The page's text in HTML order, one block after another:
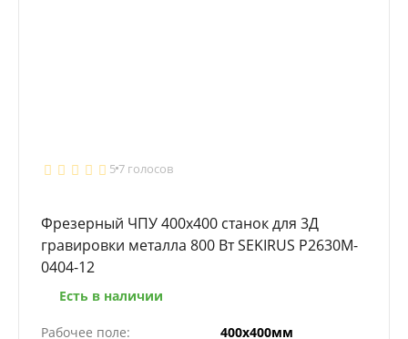
57 голосов
Фрезерный ЧПУ 400х400 станок для 3Д
гравировки металла 800 Вт SEKIRUS P2630M-
0404-12
Есть в наличии
Рабочее поле: 400х400мм